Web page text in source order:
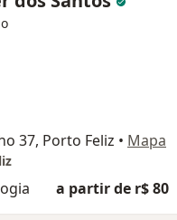
37, Porto Feliz • Mapa
a partir de r$ 80